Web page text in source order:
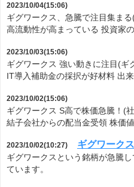
2023/10/04(15:06)
ギグワークス、急騰で注目集ま
高流動性が高まっている 投資家
2023/10/03(15:06)
ギグワークス 強い動きに注目(ギ
IT導入補助金の採択が好材料 出
2023/10/02(15:06)
ギグワークス S高で株価急騰！(
結子会社からの配当金受領 株価
2023/10/02(10:27) ギグワーク
ギグワークスという銘柄が急騰
ています。